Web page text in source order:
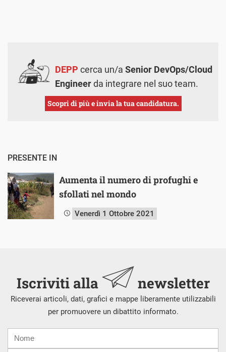
DEPP cerca un/a Senior DevOps/Cloud
Engineerda integrare nel suo team.
Scopri di più e invia la tua candidatura.
PRESENTE IN
Aumenta il numero di profughi e
sfollati nel mondo
Venerdì 1 Ottobre 2021
Iscriviti alla newsletter
Riceverai articoli, dati, grafici e mappe liberamente utilizzabili
per promuovere un dibattito informato.
mail